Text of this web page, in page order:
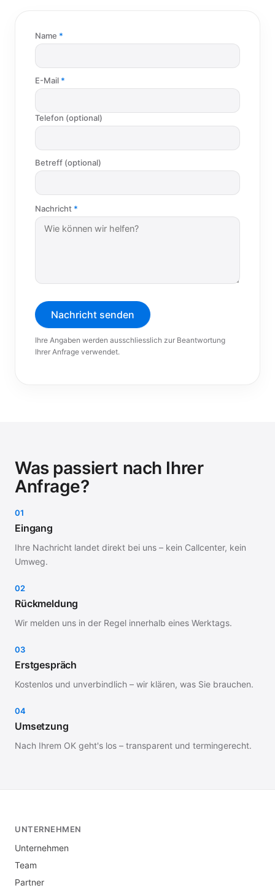
Name
E-Mail
Telefon (optional)
Betreff (optional)
Nachricht
Nachricht senden
Ihre Angaben werden ausschliesslich zur Beantwortung
Ihrer Anfrage verwendet.
Was passiert nach Ihrer
Anfrage?
01
Eingang
Ihre Nachricht landet direkt bei uns – kein Callcenter, kein
Umweg.
02
Rückmeldung
Wir melden uns in der Regel innerhalb eines Werktags.
03
Erstgespräch
Kostenlos und unverbindlich – wir klären, was Sie brauchen.
04
Umsetzung
Nach Ihrem OK geht's los – transparent und termingerecht.
UNTERNEHMEN
Unternehmen
Team
Partner